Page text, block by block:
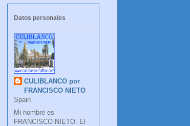
Datos personales
CULIBLANCO por
FRANCISCO NIETO
Spain
Mi nombre es
FRANCISCO NIETO. El